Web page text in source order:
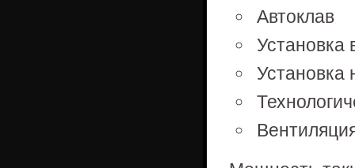
Автоклав
Установка
Установка